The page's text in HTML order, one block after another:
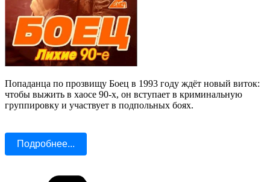
Попаданца по прозвищу Боец в 1993 году ждёт новый виток:
чтобы выжить в хаосе 90-х, он вступает в криминальную
группировку и участвует в подпольных боях.
Подробнее...